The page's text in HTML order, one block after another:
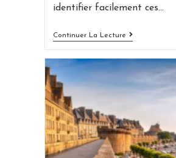
identifier facilement ces…
Continuer La LectureQuand
Rénover
Votre
De
Vieillissement
À
Surveiller